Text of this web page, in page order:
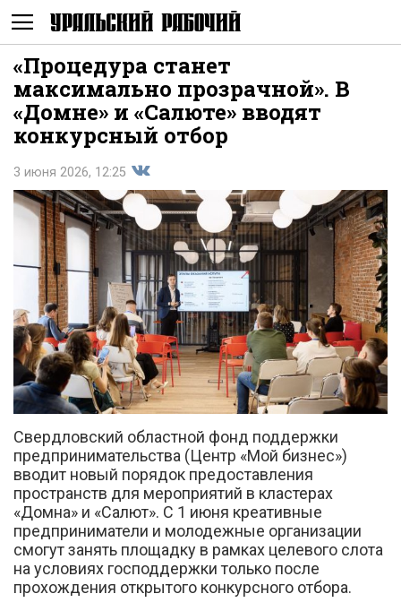
Не
показывать
«Процедура станет
максимально прозрачной». В
«Домне» и «Салюте» вводят
конкурсный отбор
3 июня 2026, 12:25
Поделиться
во
Вконтакте
Свердловский областной фонд поддержки
предпринимательства (Центр «Мой бизнес»)
вводит новый порядок предоставления
пространств для мероприятий в кластерах
«Домна» и «Салют». С 1 июня креативные
предприниматели и молодежные организации
смогут занять площадку в рамках целевого слота
на условиях господдержки только после
прохождения открытого конкурсного отбора.